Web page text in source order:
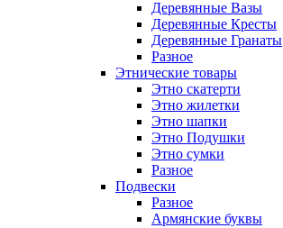
Деревянные Вазы
Деревянные Кресты
Деревянные Гранаты
Разное
Этнические товары
Этно скатерти
Этно жилетки
Этно шапки
Этно Подушки
Этно сумки
Разное
Подвески
Разное
Армянские буквы